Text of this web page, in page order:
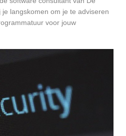
langskomen om je te adviseren
voor jouw